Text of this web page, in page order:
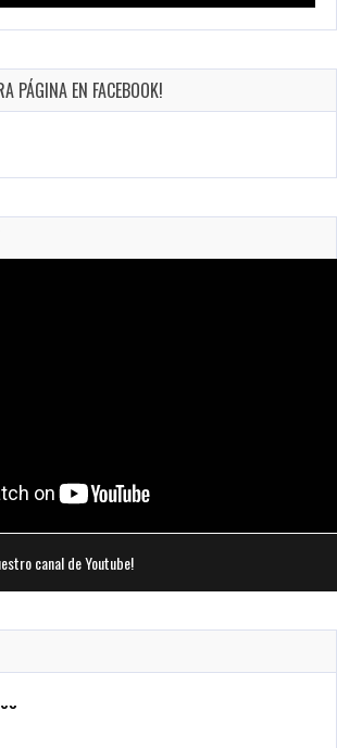
PÁGINA EN FACEBOOK!
canal de Youtube!
las tiendas digitales su racha de